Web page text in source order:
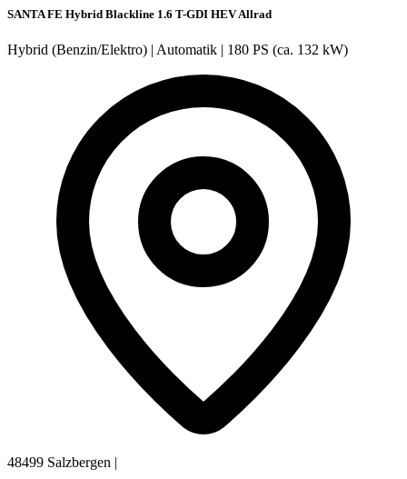
SANTA FE Hybrid Blackline 1.6 T-GDI HEV Allrad
Hybrid (Benzin/Elektro) | Automatik | 180 PS (ca. 132 kW)
48499 Salzbergen |